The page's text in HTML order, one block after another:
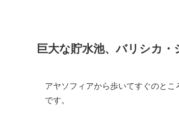
巨大な貯水池、バリシカ
アヤソフィアから歩いてすぐのと
です。